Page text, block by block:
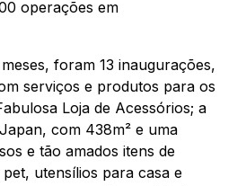
operações em
foram 13 inaugurações,
serviços e produtos para os
Loja de Acessórios; a
com 438m² e uma
e tão amados itens de
utensílios para casa e